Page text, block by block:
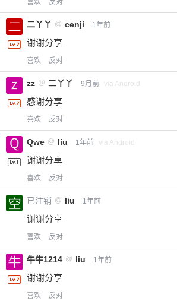
喜欢 反对
二丫丫 @ cenji 1年前
谢谢分享
喜欢 反对
zz @ 二丫丫 9月前 via Android
感谢分享
喜欢 反对
Qwe @ liu 1年前 via Android
谢谢分享
喜欢 反对
已注销 @ liu 1年前
谢谢分享
喜欢 反对
牛牛1214 @ liu 1年前
谢谢分享
喜欢 反对